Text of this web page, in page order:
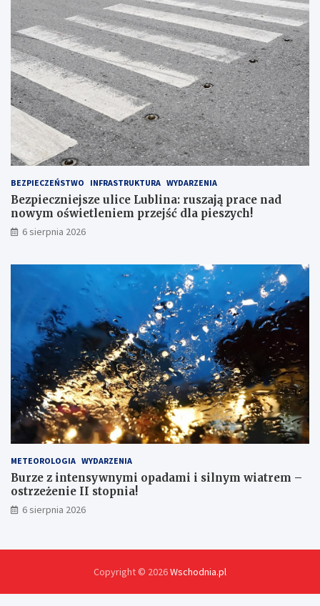
E
G
O
N
R
1
6
7
BEZPIECZEŃSTWO INFRASTRUKTURA WYDARZENIA
Bezpieczniejsze ulice Lublina: ruszają prace nad
nowym oświetleniem przejść dla pieszych!
6 sierpnia 2026
METEOROLOGIA WYDARZENIA
Burze z intensywnymi opadami i silnym wiatrem –
ostrzeżenie II stopnia!
6 sierpnia 2026
Copyright © 2026Wschodnia.pl